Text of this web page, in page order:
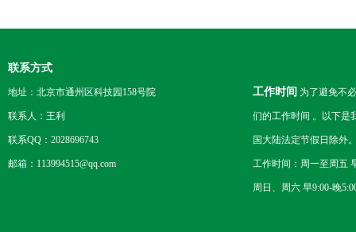
联系方式
地址：北京市通州区科技园158号院
联系人：王利
联系QQ：2028696743
邮箱：113994515@qq.com
工作时间 为了避免不
们的工作时间 。以下是
国大陆法定节假日除外
工作时间：周一至周五
周日、周六 早9:00-晚